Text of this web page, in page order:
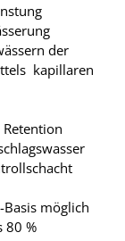
der
kapillaren
möglich
80 %